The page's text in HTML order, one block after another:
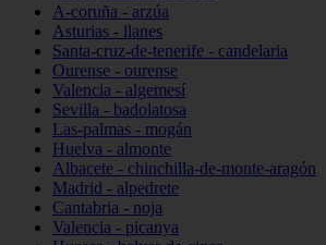
A-coruña - arzúa
Asturias - llanes
Santa-cruz-de-tenerife - candelaria
Ourense - ourense
Valencia - algemesí
Sevilla - badolatosa
Las-palmas - mogán
Huelva - almonte
Albacete - chinchilla-de-monte-aragón
Madrid - alpedrete
Cantabria - noja
Valencia - picanya